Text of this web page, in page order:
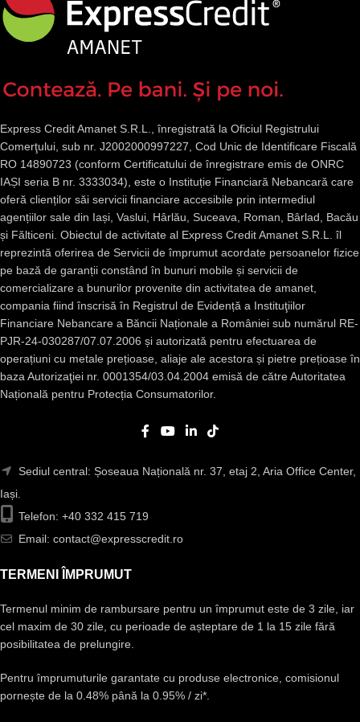
Express Credit Amanet S.R.L., înregistrată la Oficiul Registrului
Comerţului, sub nr. J2002000997227, Cod Unic de Identificare Fiscală
RO 14890723 (conform Certificatului de înregistrare emis de ONRC
IAȘI seria B nr. 3333034), este o Instituție Financiară Nebancară care
oferă clienților săi servicii financiare accesibile prin intermediul
agențiilor sale din Iași, Vaslui, Hârlău, Suceava, Roman, Bârlad, Bacău
și Fălticeni. Obiectul de activitate al Express Credit Amanet S.R.L. îl
reprezintă oferirea de Servicii de împrumut acordate persoanelor fizice
pe bază de garanții constând în bunuri mobile și servicii de
comercializare a bunurilor provenite din activitatea de amanet,
compania fiind înscrisă în Registrul de Evidență a Instituţiilor
Financiare Nebancare a Băncii Naționale a României sub numărul RE-
PJR-24-030287/07.07.2006 și autorizată pentru efectuarea de
operațiuni cu metale prețioase, aliaje ale acestora și pietre prețioase în
baza Autorizaţiei nr. 0001354/03.04.2004 emisă de către Autoritatea
Națională pentru Protecția Consumatorilor.
Sediul central: Șoseaua Națională nr. 37, etaj 2, Aria Office Center,
Iași.
Telefon: +40 332 415 719
Email: contact@expresscredit.ro
TERMENI ÎMPRUMUT
Termenul minim de rambursare pentru un împrumut este de 3 zile, iar
cel maxim de 30 zile, cu perioade de așteptare de 1 la 15 zile fără
posibilitatea de prelungire.
Pentru împrumuturile garantate cu produse electronice, comisionul
pornește de la 0.48% până la 0.95% / zi*.